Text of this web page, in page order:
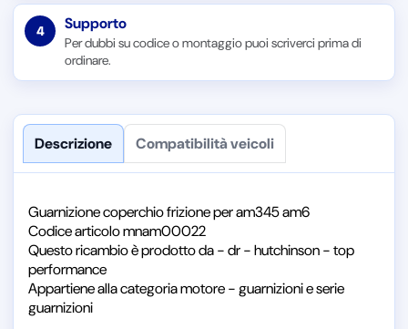
4 Supporto
Per dubbi su codice o montaggio puoi scriverci prima di
ordinare.
Descrizione Compatibilità veicoli
Guarnizione coperchio frizione per am345 am6
Codice articolo mnam00022
Questo ricambio è prodotto da - dr - hutchinson - top
performance
Appartiene alla categoria motore - guarnizioni e serie
guarnizioni